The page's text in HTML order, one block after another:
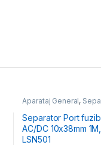
Aparataj General,
Sarcină
Separator Port
AC/DC 10x38mm
LSN501